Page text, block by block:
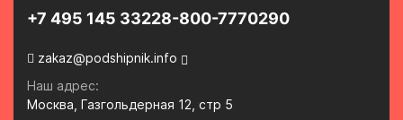
+7 495 145 33228-800-7770290
zakaz@podshipnik.info
Наш адрес:
Москва, Газгольдерная 12, стр 5